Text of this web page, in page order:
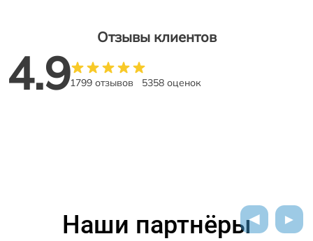
Отзывы клиентов
4.91799 отзывов 5358 оценок
Наши партнёры